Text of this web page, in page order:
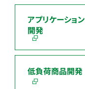
アプリケーション
開発
低負荷商品開発